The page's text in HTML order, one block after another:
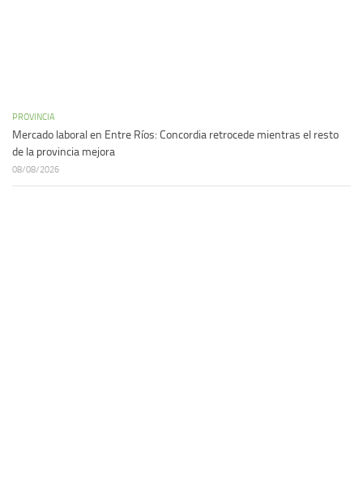
PROVINCIA
Mercado laboral en Entre Ríos: Concordia retrocede mientras el resto
de la provincia mejora
08/08/2026